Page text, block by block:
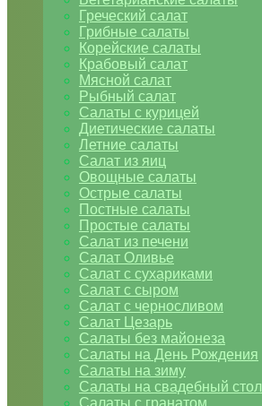
Греческий салат
Грибные салаты
Корейские салаты
Крабовый салат
Мясной салат
Рыбный салат
Салаты с курицей
Диетические салаты
Летние салаты
Салат из яиц
Овощные салаты
Острые салаты
Постные салаты
Простые салаты
Салат из печени
Салат Оливье
Салат с сухариками
Салат с сыром
Салат с черносливом
Салат Цезарь
Салаты без майонеза
Салаты на День Рождения
Салаты на зиму
Салаты на свадебный стол
Салаты с гранатом